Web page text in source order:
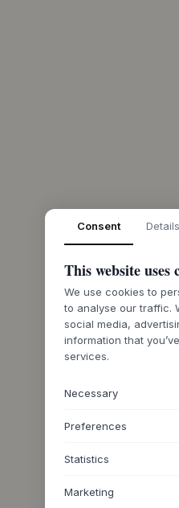
Consent Details
This website uses
We use cookies to
to analyse our traffic.
social media,
information that
services.
Necessary
Preferences
Statistics
Marketing